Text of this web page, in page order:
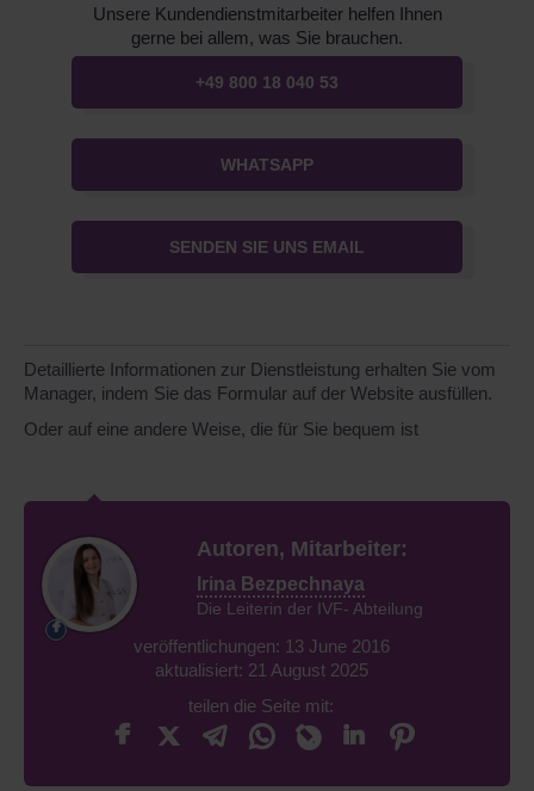
Unsere Kundendienstmitarbeiter helfen Ihnen
gerne bei allem, was Sie brauchen.
+49 800 18 040 53
WHATSAPP
SENDEN SIE UNS EMAIL
Detaillierte Informationen zur Dienstleistung erhalten Sie vom
Manager, indem Sie das Formular auf der Website ausfüllen.
Oder auf eine andere Weise, die für Sie bequem ist
Autoren, Mitarbeiter:
Irina Bezpechnaya
Die Leiterin der IVF- Abteilung
veröffentlichungen: 13 June 2016
aktualisiert: 21 August 2025
teilen die Seite mit: